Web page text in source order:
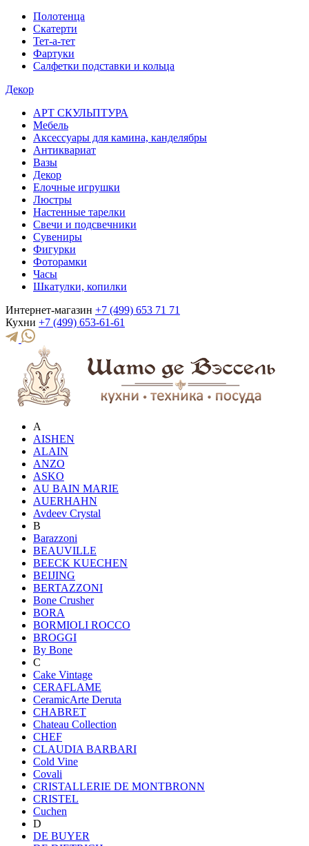
Полотенца
Скатерти
Тет-а-тет
Фартуки
Салфетки подставки и кольца
Декор
АРТ СКУЛЬПТУРА
Мебель
Аксессуары для камина, канделябры
Антиквариат
Вазы
Декор
Елочные игрушки
Люстры
Настенные тарелки
Свечи и подсвечники
Сувениры
Фигурки
Фоторамки
Часы
Шкатулки, копилки
Интернет-магазин +7 (499) 653 71 71
Кухни +7 (499) 653-61-61
A
AISHEN
ALAIN
ANZO
ASKO
AU BAIN MARIE
AUERHAHN
Avdeev Crystal
B
Barazzoni
BEAUVILLE
BEECK KUECHEN
BEIJING
BERTAZZONI
Bone Crusher
BORA
BORMIOLI ROCCO
BROGGI
By Bone
C
Cake Vintage
CERAFLAME
CeramicArte Deruta
CHABRET
Chateau Collection
CHEF
CLAUDIA BARBARI
Cold Vine
Covali
CRISTALLERIE DE MONTBRONN
CRISTEL
Cuchen
D
DE BUYER